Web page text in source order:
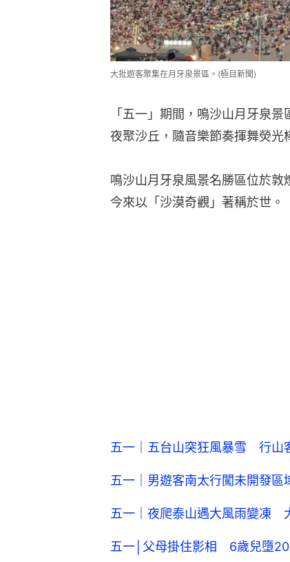
大批遊客聚集在月牙泉景區。(極目新聞)
「五一」期間，鳴沙山月牙泉
夜聚沙丘，隨音樂節奏揮舞熒光
鳴沙山月牙泉風景名勝區位於
今來以「沙漠奇觀」著稱於世。
五一｜五台山突狂風暴雪 行山
五一｜男遊客南太行闖未開發
五一｜夜爬泰山遇大風雨變凍
五一│父母掛住影相 6歲兒墮